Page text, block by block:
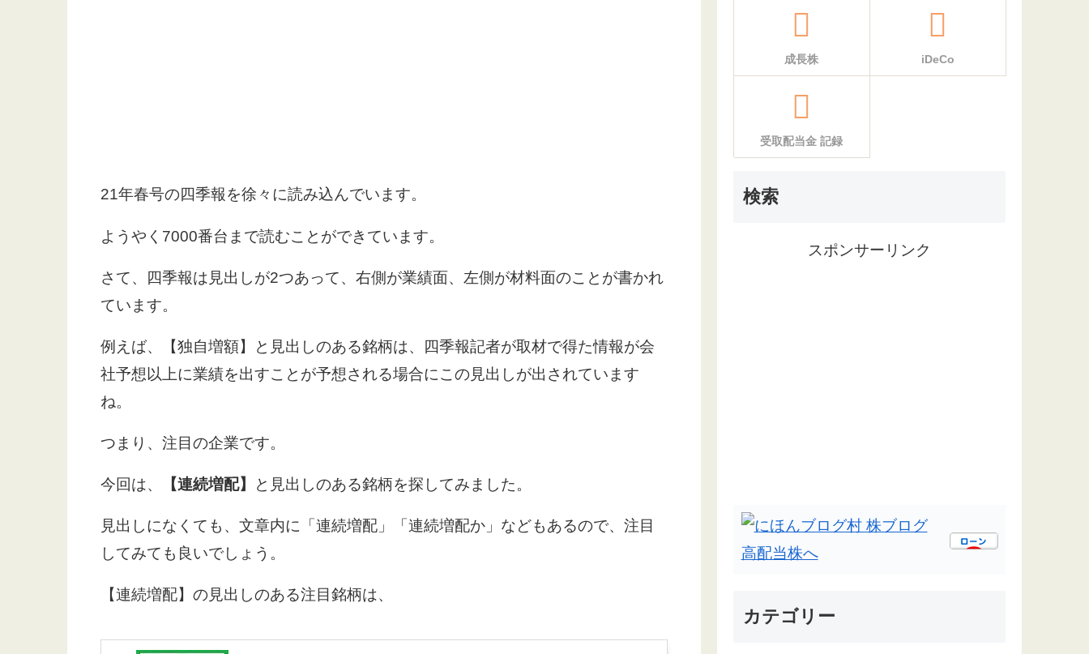
21年春号の四季報を徐々に読み込んでいます。
ようやく7000番台まで読むことができています。
さて、四季報は見出しが2つあって、右側が業績面、左側が材料面のことが書かれ
ています。
例えば、【独自増額】と見出しのある銘柄は、四季報記者が取材で得た情報が会
社予想以上に業績を出すことが予想される場合にこの見出しが出されています
ね。
つまり、注目の企業です。
今回は、 【連続増配】 と見出しのある銘柄を探してみました。
見出しになくても、文章内に「連続増配」「連続増配か」などもあるので、注目
してみても良いでしょう。
【連続増配】の見出しのある注目銘柄は、
成長株 iDeCo
受取配当金 記録
検索
スポンサーリンク
カテゴリー